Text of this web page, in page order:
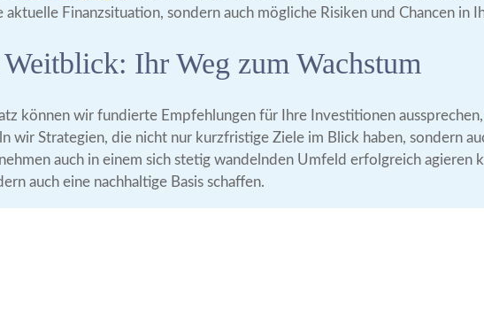
aktuelle Finanzsituation, sondern auch mögliche Risiken und Chancen in
Ihr Weg zum Wachstum
können wir fundierte Empfehlungen für Ihre Investitionen
wir Strategien, die nicht nur kurzfristige Ziele im Blick haben, sondern
auch in einem sich stetig wandelnden Umfeld erfolgreich
auch eine nachhaltige Basis schaffen.